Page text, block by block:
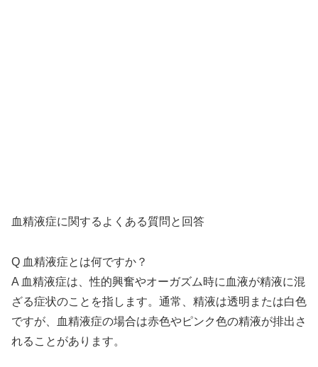
血精液症に関するよくある質問と回答
Q 血精液症とは何ですか？
A 血精液症は、性的興奮やオーガズム時に血液が精液に混
ざる症状のことを指します。通常、精液は透明または白色
ですが、血精液症の場合は赤色やピンク色の精液が排出さ
れることがあります。